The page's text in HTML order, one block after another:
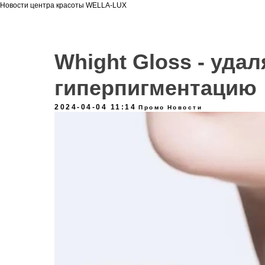
Новости центра красоты WELLA-LUX
Whight Gloss -
гиперпигментацию
2024-04-04 11:14 Промо Новости